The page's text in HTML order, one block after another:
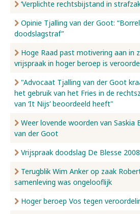
‘Verplichte rechtsbijstand in
Opinie Tjalling van der Goot:
doodslagstraf”
Hoge Raad past motivering aan in
vrijspraak in hoger beroep is
"Advocaat Tjalling van der Goot
het gebruik van het Fries in de
van ‘It Nijs’ beoordeeld heeft"
Weer lovende woorden van Saskia
van der Goot
Vrijspraak doodslag De Blesse 2008
Terugblik Wim Anker op zaak
samenleving was ongelooflijk
Hoger beroep Vos tegen